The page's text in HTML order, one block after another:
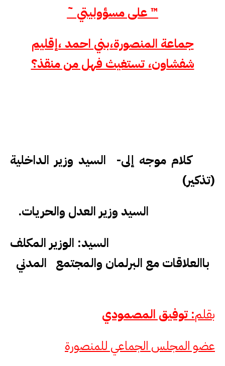
™على مسؤوليتي ˜
جماعة المنصورة،بني احمد ،إقليم
شفشاون، تستغيث فهل من منقذ؟
كلام موجه إلى- السيد وزير الداخلية
(تذكير)
السيد وزير العدل والحريات.
السيد: الوزير المكلف
باالعلاقات مع البرلمان والمجتمع المدني
بقلم: توفيق المصمودي
عضو المجلس الجماعي للمنصورة